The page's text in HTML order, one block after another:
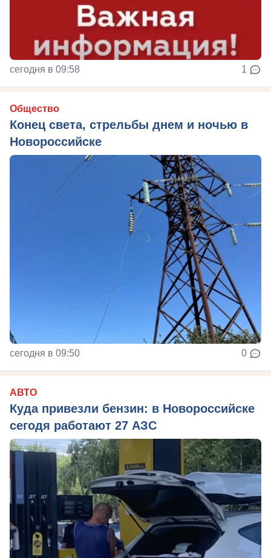
сегодня в 09:58 1
Общество
Конец света, стрельбы днем и ночью в
Новороссийске
сегодня в 09:50 0
АВТО
Куда привезли бензин: в Новороссийске
сегодя работают 27 АЗС